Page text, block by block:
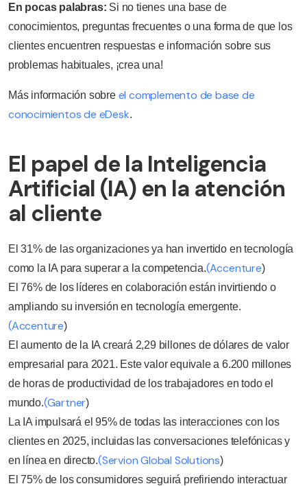
En pocas palabras: Si no tienes una base de
conocimientos, preguntas frecuentes o una forma de que los
clientes encuentren respuestas e información sobre sus
problemas habituales, ¡crea una!
Más información sobre el complemento de base de
conocimientos de eDesk.
El papel de la Inteligencia
Artificial (IA) en la atención
al cliente
El 31% de las organizaciones ya han invertido en tecnología
como la IA para superar a la competencia.(Accenture)
El 76% de los líderes en colaboración están invirtiendo o
ampliando su inversión en tecnología emergente.
(Accenture)
El aumento de la IA creará 2,29 billones de dólares de valor
empresarial para 2021. Este valor equivale a 6.200 millones
de horas de productividad de los trabajadores en todo el
mundo.(Gartner)
La IA impulsará el 95% de todas las interacciones con los
clientes en 2025, incluidas las conversaciones telefónicas y
en línea en directo.(Servion Global Solutions)
El 75% de los consumidores seguirá prefiriendo interactuar